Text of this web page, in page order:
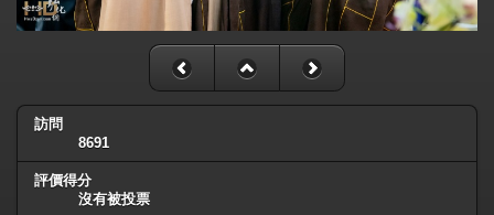
訪問
8691
評價得分
沒有被投票